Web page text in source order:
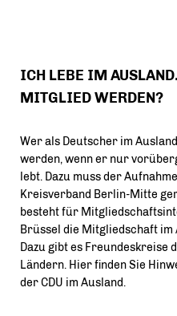
ICH LEBE IM
MITGLIED WERDEN?
Wer als Deutscher im
werden, wenn er nur
lebt. Dazu muss der
Kreisverband Berlin-Mitte
besteht für
Brüssel die Mitgliedschaft
Dazu gibt es Freundeskreise
Ländern. Hier finden Sie
der CDU im Ausland.